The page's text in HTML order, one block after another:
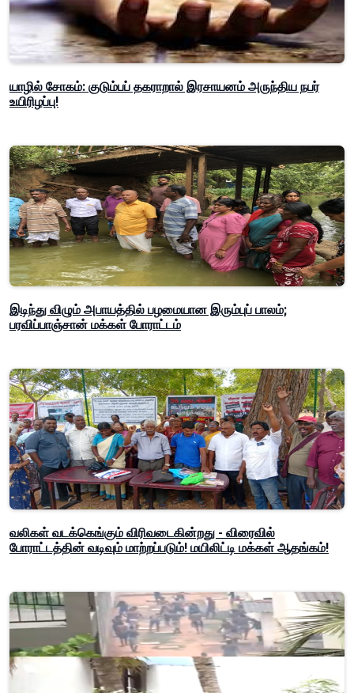
யாழில் சோகம்: குடும்பப் தகராறால் இரசாயனம் அருந்திய நபர்
உயிரிழப்பு!
இடிந்து விழும் அபாயத்தில் பழமையான இரும்புப் பாலம்;
பரவிப்பாஞ்சான் மக்கள் போராட்டம்
வலிகள் வடக்கெங்கும் விரிவடைகின்றது - விரைவில்
போராட்டத்தின் வடிவும் மாற்றப்படும்! மயிலிட்டி மக்கள் ஆதங்கம்!